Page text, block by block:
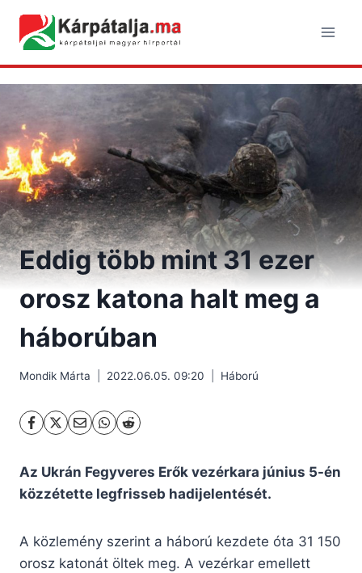
content
Eddig több mint 31 ezer
orosz katona halt meg a
háborúban
Mondik Márta 2022.06.05. 09:20 Háború
Az Ukrán Fegyveres Erők vezérkara június 5-én
közzétette legfrisseb hadijelentését.
A közlemény szerint a háború kezdete óta 31 150
orosz katonát öltek meg. A vezérkar emellett